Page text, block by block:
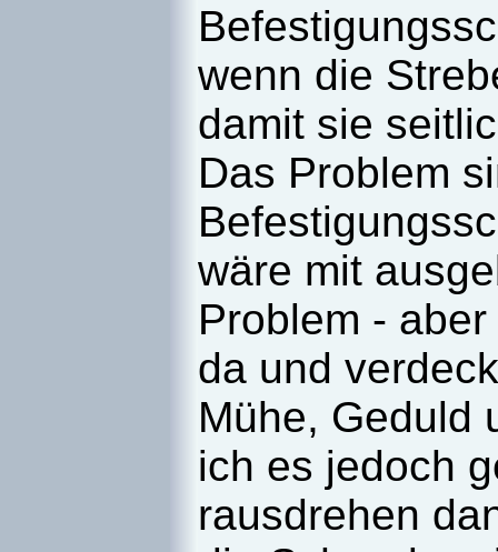
wenn die
damit sie
Das Problem
wäre mit
Problem -
da und
Mühe, Geduld
ich es jedoch
rausdrehen